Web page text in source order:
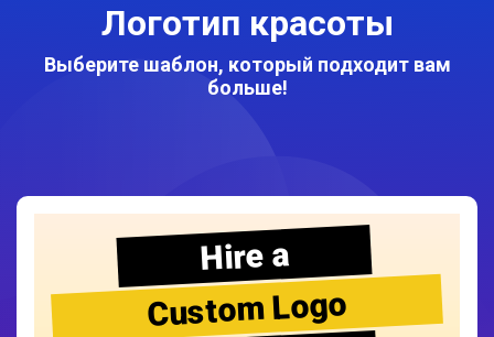
Логотип красоты
Выберите шаблон, который подходит вам
больше!
Hire a
Custom Logo